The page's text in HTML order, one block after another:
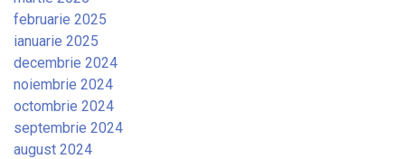
februarie 2025
ianuarie 2025
decembrie 2024
noiembrie 2024
octombrie 2024
septembrie 2024
august 2024